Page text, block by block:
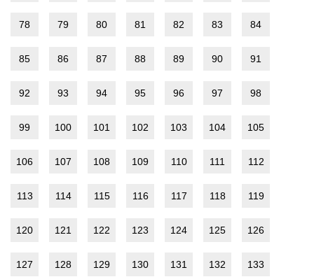
78 79 80 81 82 83 84
85 86 87 88 89 90 91
92 93 94 95 96 97 98
99 100 101 102 103 104 105
106 107 108 109 110 111 112
113 114 115 116 117 118 119
120 121 122 123 124 125 126
127 128 129 130 131 132 133